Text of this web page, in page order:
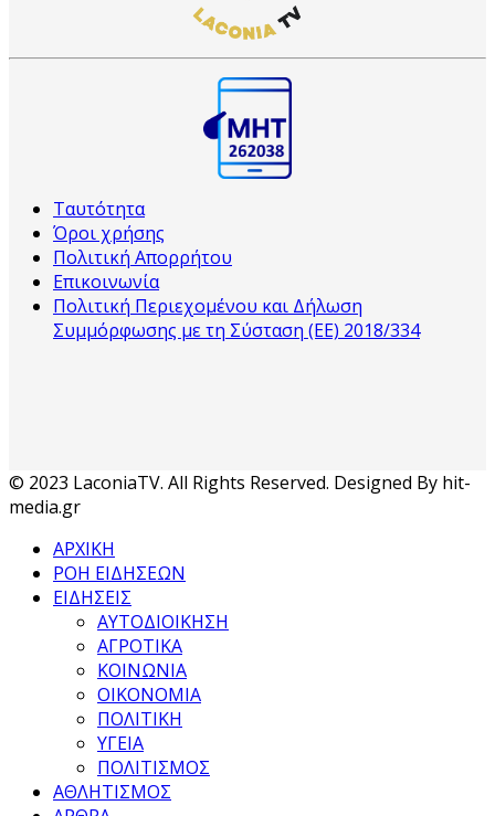
Ταυτότητα
Όροι χρήσης
Πολιτική Απορρήτου
Επικοινωνία
Πολιτική Περιεχομένου και Δήλωση
Συμμόρφωσης με τη Σύσταση (ΕΕ) 2018/334
© 2023 LaconiaTV. All Rights Reserved. Designed By hit-
media.gr
ΑΡΧΙΚΗ
ΡΟΗ ΕΙΔΗΣΕΩΝ
ΕΙΔΗΣΕΙΣ
ΑΥΤΟΔΙΟΙΚΗΣΗ
ΑΓΡΟΤΙΚΑ
ΚΟΙΝΩΝΙΑ
ΟΙΚΟΝΟΜΙΑ
ΠΟΛΙΤΙΚΗ
ΥΓΕΙΑ
ΠΟΛΙΤΙΣΜΟΣ
ΑΘΛΗΤΙΣΜΟΣ